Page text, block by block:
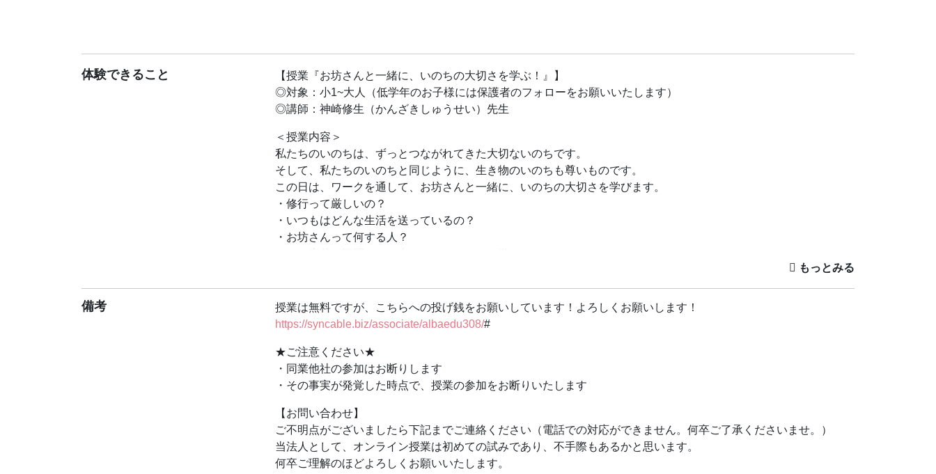
体験できること
【授業『お坊さんと一緒に、いのちの大切さを学ぶ！』】
◎対象：小1~大人（低学年のお子様には保護者のフォローをお願いいたします）
◎講師：神崎修生（かんざきしゅうせい）先生
＜授業内容＞
私たちのいのちは、ずっとつながれてきた大切ないのちです。
そして、私たちのいのちと同じように、生き物のいのちも尊いものです。
この日は、ワークを通して、お坊さんと一緒に、いのちの大切さを学びます。
・修行って厳しいの？
・いつもはどんな生活を送っているの？
・お坊さんって何する人？
浄土真宗本願寺派僧侶。福岡県の信行寺にて副住職を勤める。お寺では、葬儀や法事、仏教講座や子ども会などに取
り組み、年間1,000名を超える方の思いに耳を傾けている。僧侶200名が参加するオンラインサロンの運営や、新た
な時代のお寺「オンライン寺院」の運営もおこなっている。
★受講 前のお願い★
①通信アプリ ZOOM のダウンロード
授業はパソコン・スマートフォン等でZOOMを利用します。Wi-Fi環境または有線LAN環境での受講を推奨します。
ZOOMのダウンロードはこちらから
ダウンロードには数分かかりますので、余裕をもって作業をお願いします。
・お部屋は20分前から入室可能です。授業開始15分前までに前日に送りますご案内メールにあるURLから「お部
屋」にお入りください。
備考
授業は無料ですが、こちらへの投げ銭をお願いしています！よろしくお願いします！
https://syncable.biz/associate/albaedu308/#
★ご注意ください★
・同業他社の参加はお断りします
・その事実が発覚した時点で、授業の参加をお断りいたします
【お問い合わせ】
ご不明点がございましたら下記までご連絡ください（電話での対応ができません。何卒ご了承くださいませ。）
当法人として、オンライン授業は初めての試みであり、不手際もあるかと思います。
何卒ご理解のほどよろしくお願いいたします。